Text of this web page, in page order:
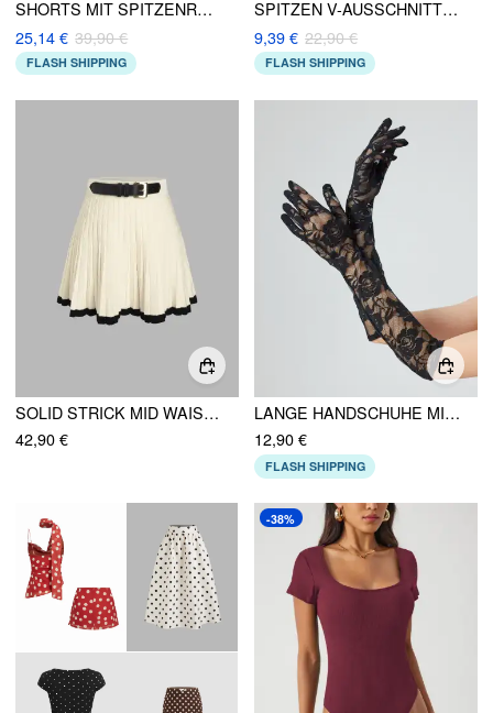
SHORTS MIT SPITZENRAND UND SCHNÜRUNG
25,14 € 39,90 €
FLASH SHIPPING
SPITZEN V-AUSSCHNITT RÜCKENFREI KURZARM CROP TOP
9,39 € 22,90 €
FLASH SHIPPING
SOLID STRICK MID WAIST FALTENROCK MIT GÜRTEL
42,90 €
LANGE HANDSCHUHE MIT FLORALER SPITZE
12,90 €
FLASH SHIPPING
-38%